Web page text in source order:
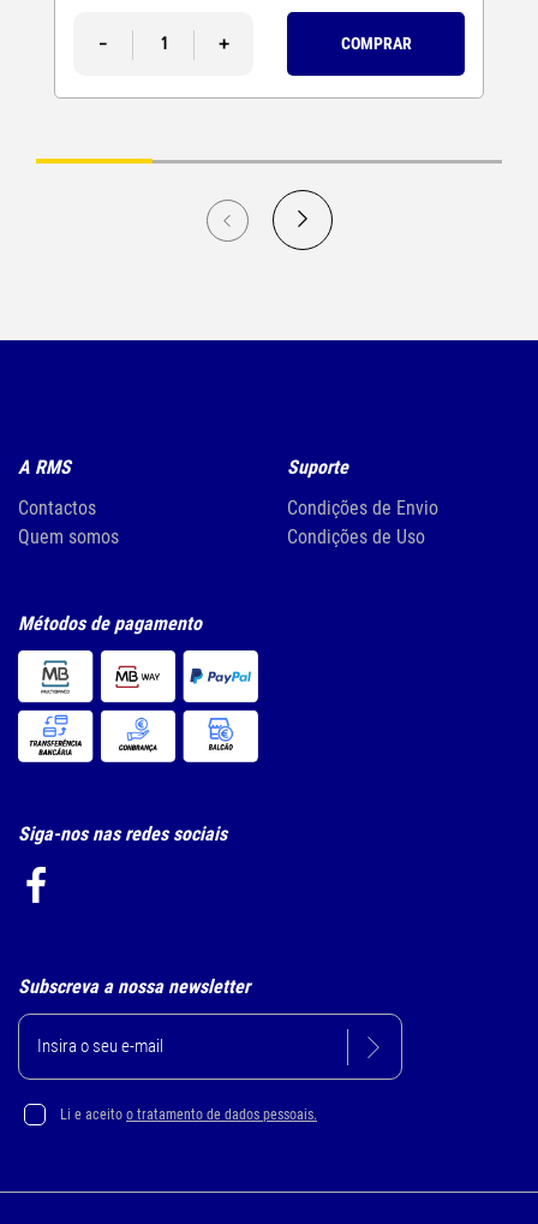
- + COMPRAR
A RMS
Contactos
Quem somos
Suporte
Condições de Envio
Condições de Uso
Métodos de pagamento
Siga-nos nas redes sociais
Subscreva a nossa newsletter
Li e aceito o tratamento de dados pessoais.